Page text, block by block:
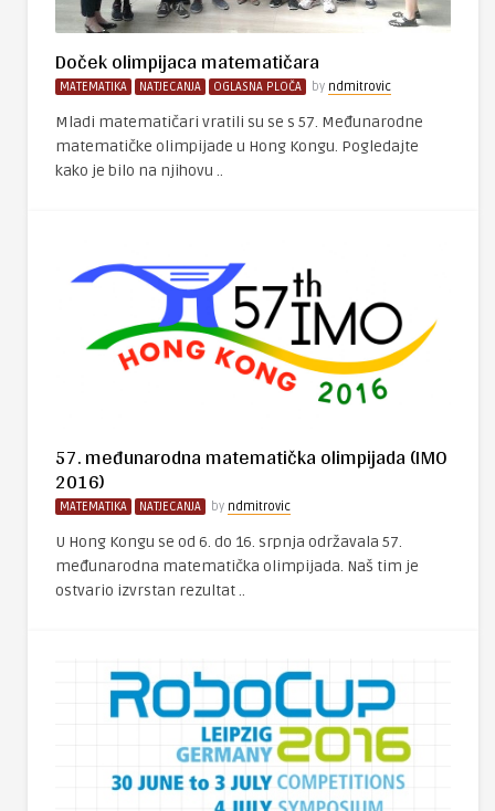
Doček olimpijaca matematičara
MATEMATIKA NATJECANJA OGLASNA PLOČA by ndmitrovic
Mladi matematičari vratili su se s 57. Međunarodne
matematičke olimpijade u Hong Kongu. Pogledajte
kako je bilo na njihovu ..
57. međunarodna matematička olimpijada (IMO
2016)
MATEMATIKA NATJECANJA by ndmitrovic
U Hong Kongu se od 6. do 16. srpnja održavala 57.
međunarodna matematička olimpijada. Naš tim je
ostvario izvrstan rezultat ..